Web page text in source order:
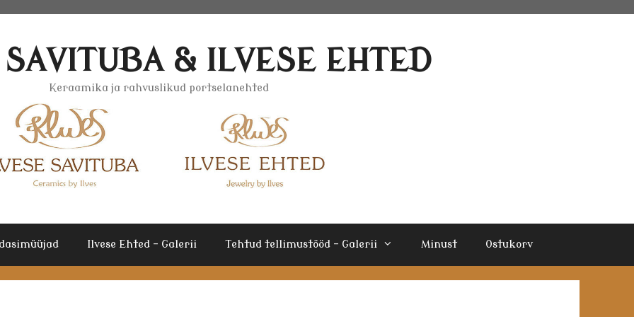
& ILVESE EHTED
Keraamika ja rahvuslikud portselanehted
Ilvese Ehted – Galerii Tehtud tellimustööd – Galerii Minust Ostukorv